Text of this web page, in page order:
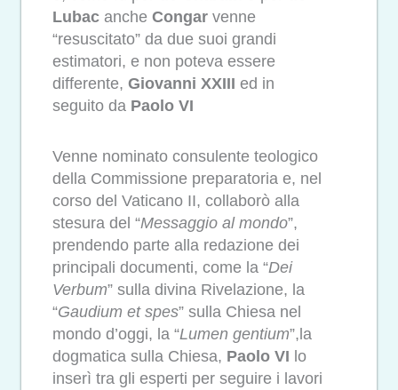
Lubac anche Congar venne
“resuscitato” da due suoi grandi
estimatori, e non poteva essere
differente, Giovanni XXIII ed in
seguito da Paolo VI
Venne nominato consulente teologico
della Commissione preparatoria e, nel
corso del Vaticano II, collaborò alla
stesura del “Messaggio al mondo”,
prendendo parte alla redazione dei
principali documenti, come la “Dei
Verbum” sulla divina Rivelazione, la
“Gaudium et spes” sulla Chiesa nel
mondo d’oggi, la “Lumen gentium”,la
dogmatica sulla Chiesa, Paolo VI lo
inserì tra gli esperti per seguire i lavori